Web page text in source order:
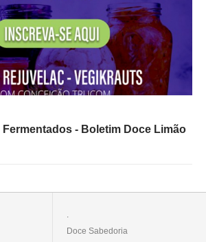
- Boletim Doce Limão
.
Doce Sabedoria